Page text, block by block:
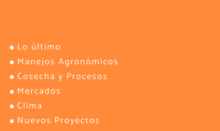
Lo último
Manejos Agronómicos
Cosecha y Procesos
Mercados
Clima
Nuevos Proyectos